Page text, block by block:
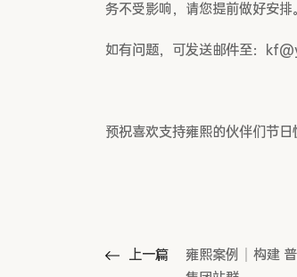
务不受影响，请您提前做好安排。
如有问题，可发送邮件至：
预祝喜欢支持雍熙的伙伴们节日
上一篇
雍熙案例｜构建